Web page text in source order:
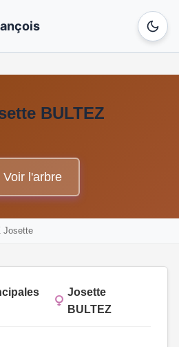
BULTEZ
Voir l'arbre
Josette
Josette
BULTEZ